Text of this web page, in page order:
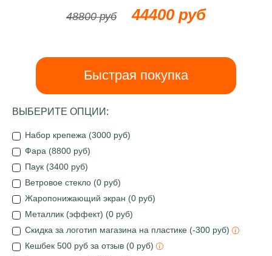
48800 руб 44400 руб
Быстрая покупка
ВЫБЕРИТЕ ОПЦИИ:
Набор крепежа (3000 руб)
Фара (8800 руб)
Паук (3400 руб)
Ветровое стекло (0 руб)
Жаропонижающий экран (0 руб)
Металлик (эффект) (0 руб)
Скидка за логотип магазина на пластике (-300 руб)
Кешбек 500 руб за отзыв (0 руб)